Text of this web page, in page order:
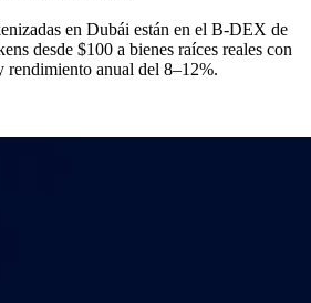
en Dubái están en el B-DEX de
desde $100 a bienes raíces reales con
rendimiento anual del 8–12%.